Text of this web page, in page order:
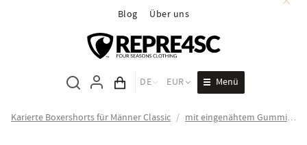
Blog Über uns
Inhalt des Wagens
DE EUR Menü
Karierte Boxershorts für Männer Classic / mit eingenähtem Gummizug ALI